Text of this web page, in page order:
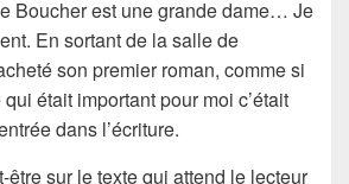
Boucherest une grande dame… Je
En sortant de la salle de
son premier roman, comme si
était important pour moi c’était
dans l’écriture.
être sur le texte qui attend le lecteur